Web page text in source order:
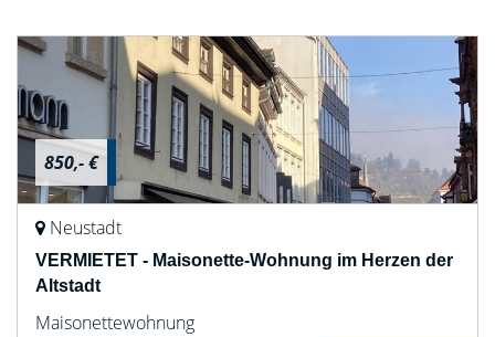
850,- €
Neustadt
VERMIETET - Maisonette-Wohnung im Herzen der
Altstadt
Maisonettewohnung